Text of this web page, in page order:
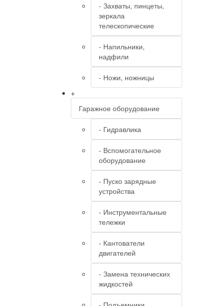
- Захваты, пинцеты,
зеркала
телескопические
- Напильники,
надфили
- Ножи, ножницы
+
Гаражное оборудование
- Гидравлика
- Вспомогательное
оборудование
- Пуско зарядные
устройства
- Инструментальные
тележки
- Кантователи
двигателей
- Замена технических
жидкостей